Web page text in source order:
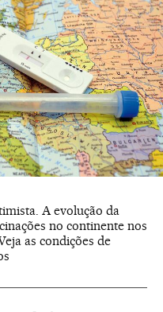
A evolução da
no continente nos
as condições de